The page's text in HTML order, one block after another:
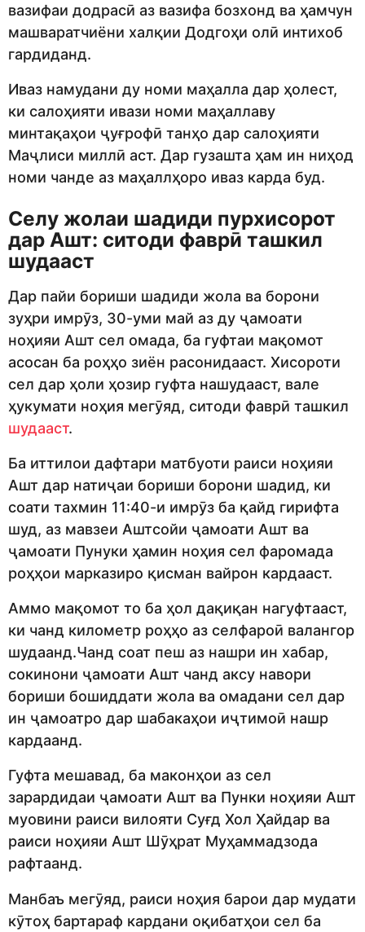
вазифаи додрасӣ аз вазифа бозхонд ва ҳамчун
машваратчиёни халқии Додгоҳи олӣ интихоб
гардиданд.
Иваз намудани ду номи маҳалла дар ҳолест,
ки салоҳияти ивази номи маҳаллаву
минтақаҳои ҷуғрофӣ танҳо дар салоҳияти
Маҷлиси миллӣ аст. Дар гузашта ҳам ин ниҳод
номи чанде аз маҳаллҳоро иваз карда буд.
Селу жолаи шадиди пурхисорот
дар Ашт: ситоди фаврӣ ташкил
шудааст
Дар пайи бориши шадиди жола ва борони
зуҳри имрӯз, 30-уми май аз ду ҷамоати
ноҳияи Ашт сел омада, ба гуфтаи мақомот
асосан ба роҳҳо зиён расонидааст. Хисороти
сел дар ҳоли ҳозир гуфта нашудааст, вале
ҳукумати ноҳия мегӯяд, ситоди фаврӣ ташкил
шудааст.
Ба иттилои дафтари матбуоти раиси ноҳияи
Ашт дар натиҷаи бориши борони шадид, ки
соати тахмин 11:40-и имрӯз ба қайд гирифта
шуд, аз мавзеи Аштсойи ҷамоати Ашт ва
ҷамоати Пунуки ҳамин ноҳия сел фаромада
роҳҳои марказиро қисман вайрон кардааст.
Аммо мақомот то ба ҳол дақиқан нагуфтааст,
ки чанд километр роҳҳо аз селфароӣ валангор
шудаанд.Чанд соат пеш аз нашри ин хабар,
сокинони ҷамоати Ашт чанд аксу навори
бориши бошиддати жола ва омадани сел дар
ин ҷамоатро дар шабакаҳои иҷтимоӣ нашр
кардаанд.
Гуфта мешавад, ба маконҳои аз сел
зарардидаи ҷамоати Ашт ва Пунки ноҳияи Ашт
муовини раиси вилояти Суғд Хол Ҳайдар ва
раиси ноҳияи Ашт Шӯҳрат Муҳаммадзода
рафтаанд.
Манбаъ мегӯяд, раиси ноҳия барои дар мудати
кӯтоҳ бартараф кардани оқибатҳои сел ба